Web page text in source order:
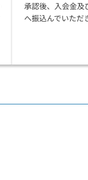
承認後、入会金及
へ振込んでいただ